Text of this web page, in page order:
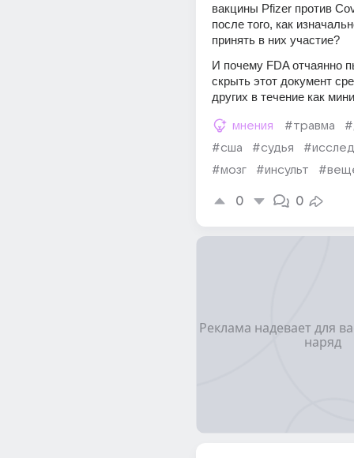
вакцины Pfizer против
после того, как
принять в них участие?
И почему FDA отчаянно
скрыть этот документ
других в течение как
мнения #травма
#сша
#судья
#мозг
#инсульт
0 0